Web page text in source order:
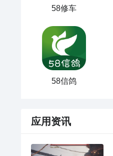
58修车
58信鸽
应用资讯